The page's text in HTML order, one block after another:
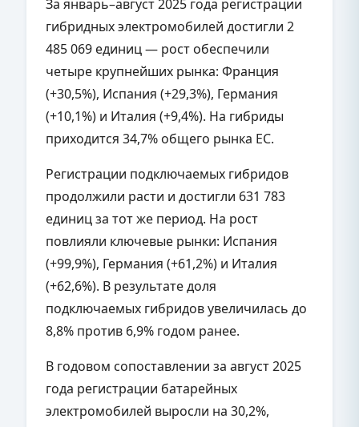
За январь–август 2025 года регистрации
гибридных электромобилей достигли 2
485 069 единиц — рост обеспечили
четыре крупнейших рынка: Франция
(+30,5%), Испания (+29,3%), Германия
(+10,1%) и Италия (+9,4%). На гибриды
приходится 34,7% общего рынка ЕС.
Регистрации подключаемых гибридов
продолжили расти и достигли 631 783
единиц за тот же период. На рост
повлияли ключевые рынки: Испания
(+99,9%), Германия (+61,2%) и Италия
(+62,6%). В результате доля
подключаемых гибридов увеличилась до
8,8% против 6,9% годом ранее.
В годовом сопоставлении за август 2025
года регистрации батарейных
электромобилей выросли на 30,2%,